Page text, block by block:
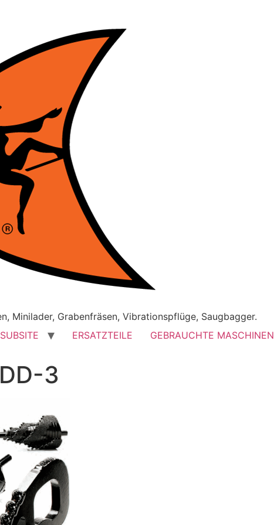
Minilader, Grabenfräsen, Vibrationspflüge, Saugbagger.
SUBSITE ERSATZTEILE GEBRAUCHTE MASCHINEN
3